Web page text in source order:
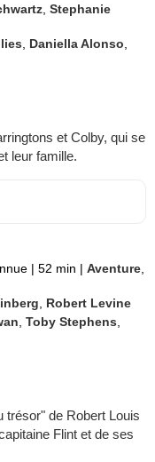
,Stephanie
Daniella Alonso
et Colby, qui se
leur famille.
| 52 min | Aventure
Robert Levine
,Toby Stephens
trésor" de Robert Louis
Flint et de ses